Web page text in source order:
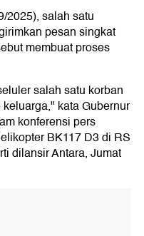
2025), salah satu
pesan singkat
membuat proses
salah satu korban
kata Gubernur
konferensi pers
BK117 D3 di RS
dilansir Antara, Jumat